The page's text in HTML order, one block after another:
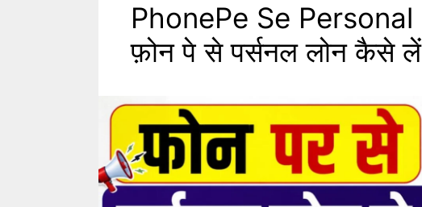
PhonePe Se
फ़ोन पे से पर्सनल लोन कैसे